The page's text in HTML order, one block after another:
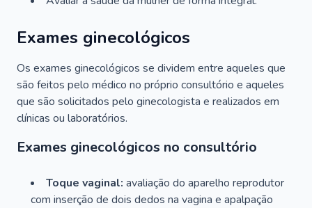
Exames ginecológicos
Os exames ginecológicos se dividem entre aqueles que
são feitos pelo médico no próprio consultório e aqueles
que são solicitados pelo ginecologista e realizados em
clínicas ou laboratórios.
Exames ginecológicos no consultório
Toque vaginal: avaliação do aparelho reprodutor
com inserção de dois dedos na vagina e apalpação